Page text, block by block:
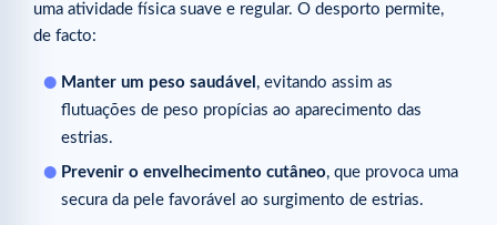
uma atividade física suave e regular. O desporto permite,
de facto:
Manter um peso saudável , evitando assim as
flutuações de peso propícias ao aparecimento das
estrias.
Prevenir o envelhecimento cutâneo, que provoca uma
secura da pele favorável ao surgimento de estrias.